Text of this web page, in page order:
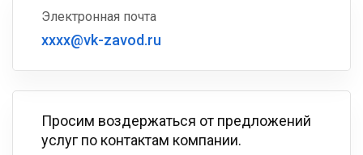
Электронная почта
xxxx@vk-zavod.ru
Просим воздержаться от предложений
услуг по контактам компании.